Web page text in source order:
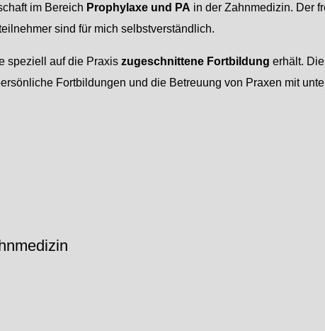
im Bereich Prophylaxe und PA in der Zahnmedizin. Der
sind für mich selbstverständlich.
speziell auf die Praxis zugeschnittene Fortbildung erhält.
Fortbildungen und die Betreuung von Praxen mit